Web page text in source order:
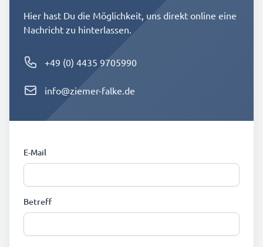
Hier hast Du die Möglichkeit, uns direkt online eine
Nachricht zu hinterlassen.
Phone number
+49 (0) 4435 9705990
Emailinfo@ziemer-falke.de
E-Mail
Betreff